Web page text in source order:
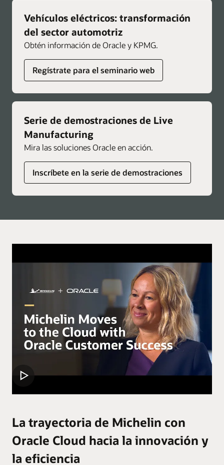
Vehículos eléctricos: transformación
del sector automotriz
Obtén información de Oracle y KPMG.
Regístrate para el seminario web
Serie de demostraciones de Live
Manufacturing
Mira las soluciones Oracle en acción.
Inscríbete en la serie de demostraciones
La trayectoria de Michelin con
Oracle Cloud hacia la innovación y
la eficiencia